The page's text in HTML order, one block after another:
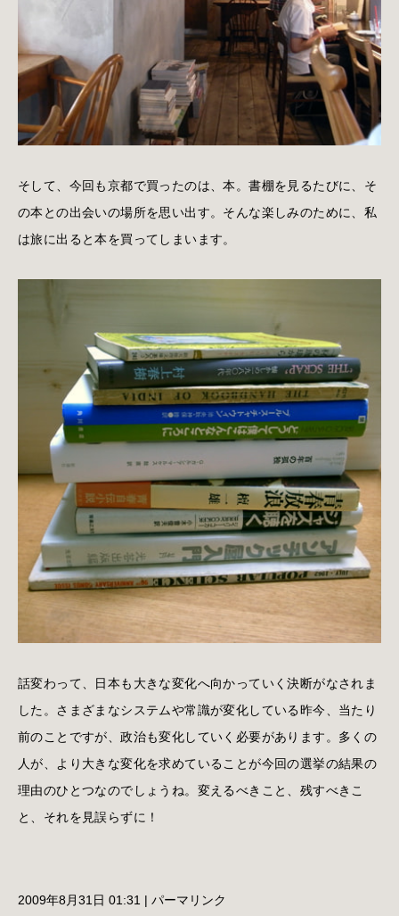
そして、今回も京都で買ったのは、本。書棚を見るたびに、そ
の本との出会いの場所を思い出す。そんな楽しみのために、私
は旅に出ると本を買ってしまいます。
話変わって、日本も大きな変化へ向かっていく決断がなされま
した。さまざまなシステムや常識が変化している昨今、当たり
前のことですが、政治も変化していく必要があります。多くの
人が、より大きな変化を求めていることが今回の選挙の結果の
理由のひとつなのでしょうね。変えるべきこと、残すべきこ
と、それを見誤らずに！
2009年8月31日 01:31 | パーマリンク